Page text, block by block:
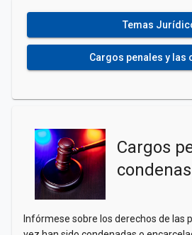
Temas
Cargos penales y las
Cargos
condenas
Infórmese sobre los derechos de las